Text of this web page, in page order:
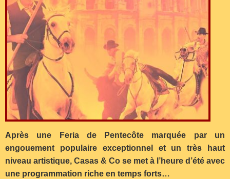
Après une Feria de Pentecôte marquée par un
engouement populaire exceptionnel et un très haut
niveau artistique, Casas & Co se met à l’heure d’été avec
une programmation riche en temps forts…